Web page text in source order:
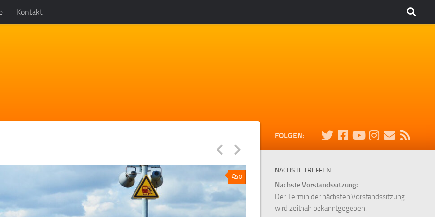
Kontakt
0
FOLGEN:
NÄCHSTE TREFFEN:
Nächste Vorstandssitzung:
Der Termin der nächsten Vorstandssitzung
wird zeitnah bekanntgegeben.